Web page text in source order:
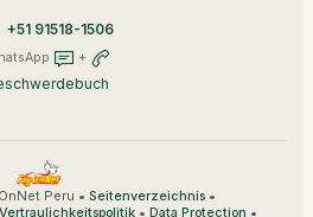
+51 91518-1506
+
Peru • Seitenverzeichnis•
Vertraulichkeitspolitik • Data Protection •